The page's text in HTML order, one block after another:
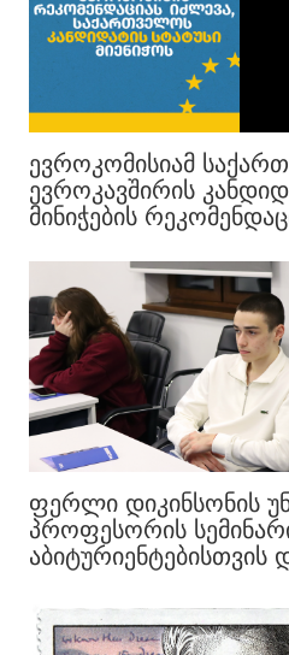
ᲔᲕᲠᲝᲙᲝᲛᲘᲡᲘᲐᲛ
ᲔᲕᲠᲝᲙᲐᲕᲨᲘᲠᲘᲡ
ᲛᲘᲜᲘᲭᲔᲑᲘᲡ
ᲤᲔᲠᲚᲘ ᲓᲘᲙᲘᲜᲡᲝᲜᲘᲡ
ᲞᲠᲝᲤᲔᲡᲝᲠᲘᲡ
ᲐᲑᲘᲢᲣᲠᲘᲔᲜᲢᲔᲑᲘᲡᲗᲕᲘᲡ